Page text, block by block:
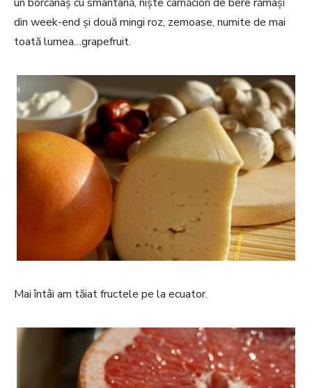
din week-end și două mingi roz, zemoase, numite de mai
toată lumea…grapefruit.
Mai întâi am tăiat fructele pe la ecuator.